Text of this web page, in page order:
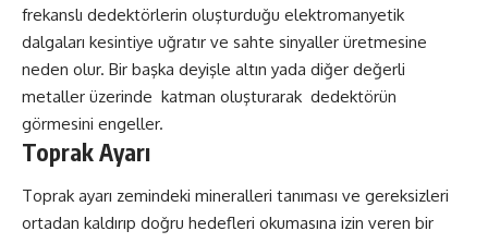
frekanslı dedektörlerin oluşturduğu elektromanyetik
dalgaları kesintiye uğratır ve sahte sinyaller üretmesine
neden olur. Bir başka deyişle altın yada diğer değerli
metaller üzerinde katman oluşturarak dedektörün
görmesini engeller.
Toprak Ayarı
Toprak ayarı zemindeki mineralleri tanıması ve gereksizleri
ortadan kaldırıp doğru hedefleri okumasına izin veren bir